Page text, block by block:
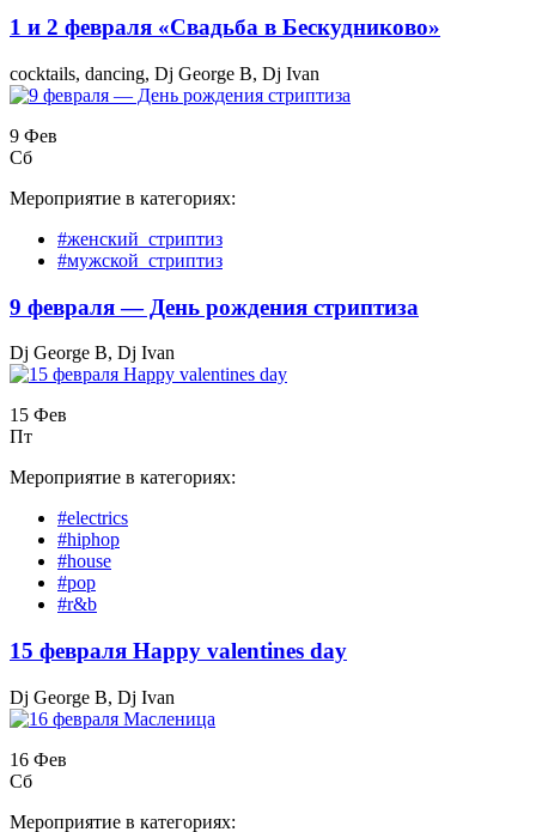
1 и 2 февраля «Свадьба в Бескудниково»
cocktails, dancing, Dj George B, Dj Ivan
9 Фев
Сб
Мероприятие в категориях:
#женский_стриптиз
#мужской_стриптиз
9 февраля — День рождения стриптиза
Dj George B, Dj Ivan
15 Фев
Пт
Мероприятие в категориях:
#electrics
#hiphop
#house
#pop
#r&b
15 февраля Happy valentines day
Dj George B, Dj Ivan
16 Фев
Сб
Мероприятие в категориях: